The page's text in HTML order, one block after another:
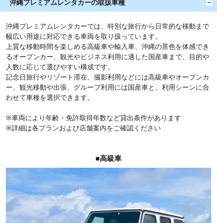
沖縄プレミアムレンタカーの取扱車種
沖縄プレミアムレンタカーでは、特別な旅行から日常的な移動まで
幅広い用途に対応できる車両を取り扱っています。
上質な移動時間を楽しめる高級車や輸入車、沖縄の景色を体感でき
るオープンカー、観光やビジネス利用に適した国産車まで、目的や
人数に応じて選びやすい構成です。
記念日旅行やリゾート滞在、撮影利用などには高級車やオープンカ
ー、観光移動や出張、グループ利用には国産車と、利用シーンに合
わせて車種を選択できます。
※車両により年齢・免許取得年数など貸出条件があります
※詳細は各プランおよび店舗案内をご確認ください
■高級車